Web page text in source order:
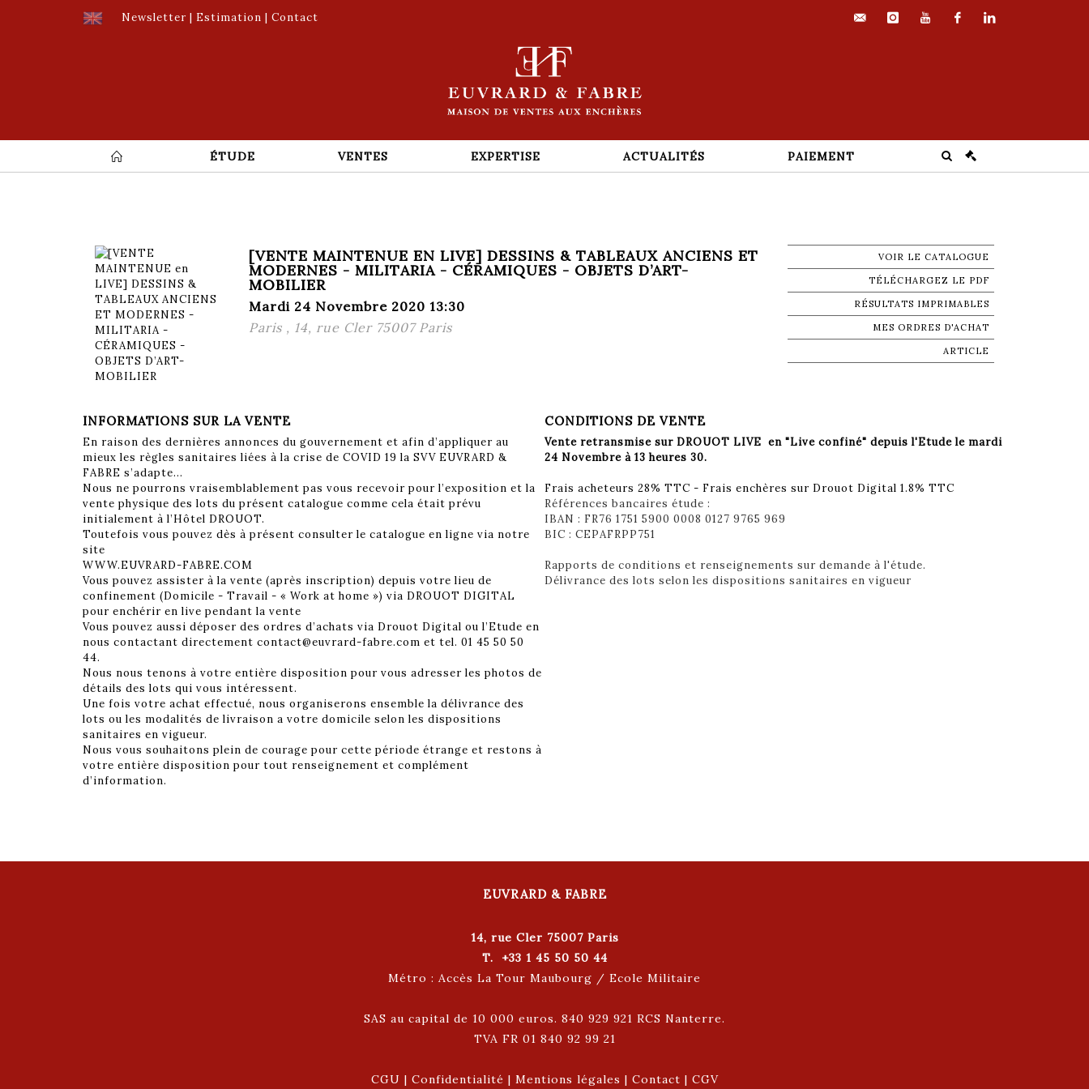
Newsletter | Estimation | Contact
ÉTUDE VENTES EXPERTISE ACTUALITÉS PAIEMENT
[VENTE MAINTENUE EN LIVE] DESSINS & TABLEAUX ANCIENS ET
MODERNES - MILITARIA - CÉRAMIQUES - OBJETS D’ART-
MOBILIER
Mardi 24 Novembre 2020 13:30
Paris , 14, rue Cler 75007 Paris
VOIR LE CATALOGUE
TÉLÉCHARGEZ LE PDF
RÉSULTATS IMPRIMABLES
MES ORDRES D'ACHAT
ARTICLE
INFORMATIONS SUR LA VENTE
En raison des dernières annonces du gouvernement et afin d’appliquer au
mieux les règles sanitaires liées à la crise de COVID 19 la SVV EUVRARD &
FABRE s’adapte...
Nous ne pourrons vraisemblablement pas vous recevoir pour l’exposition et la
vente physique des lots du présent catalogue comme cela était prévu
initialement à l’Hôtel DROUOT.
Toutefois vous pouvez dès à présent consulter le catalogue en ligne via notre
site
WWW.EUVRARD-FABRE.COM
Vous pouvez assister à la vente (après inscription) depuis votre lieu de
confinement (Domicile - Travail - « Work at home ») via DROUOT DIGITAL
pour enchérir en live pendant la vente
Vous pouvez aussi déposer des ordres d’achats via Drouot Digital ou l’Etude en
nous contactant directement contact@euvrard-fabre.com et tel. 01 45 50 50
44.
Nous nous tenons à votre entière disposition pour vous adresser les photos de
détails des lots qui vous intéressent.
Une fois votre achat effectué, nous organiserons ensemble la délivrance des
lots ou les modalités de livraison a votre domicile selon les dispositions
sanitaires en vigueur.
Nous vous souhaitons plein de courage pour cette période étrange et restons à
votre entière disposition pour tout renseignement et complément
d’information.
CONDITIONS DE VENTE
Vente retransmise sur DROUOT LIVE en "Live confiné" depuis l'Etude le mardi
24 Novembre à 13 heures 30.
Frais acheteurs 28% TTC - Frais enchères sur Drouot Digital 1.8% TTC
Références bancaires étude :
IBAN : FR76 1751 5900 0008 0127 9765 969
BIC : CEPAFRPP751
Rapports de conditions et renseignements sur demande à l'étude.
Délivrance des lots selon les dispositions sanitaires en vigueur
EUVRARD & FABRE
14, rue Cler 75007 Paris
T. +33 1 45 50 50 44
Métro : Accès La Tour Maubourg / Ecole Militaire
SAS au capital de 10 000 euros. 840 929 921 RCS Nanterre.
TVA FR 01 840 92 99 21
CGU | Confidentialité | Mentions légales | Contact | CGV